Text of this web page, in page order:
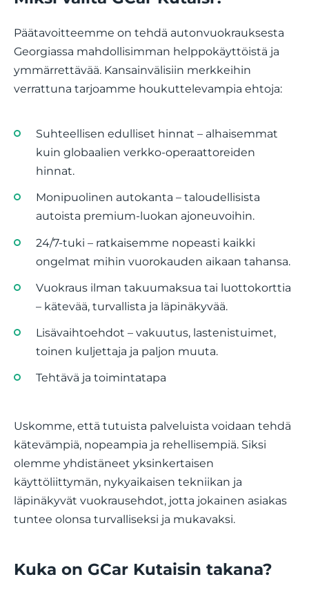
Päätavoitteemme on tehdä autonvuokrauksesta
Georgiassa mahdollisimman helppokäyttöistä ja
ymmärrettävää. Kansainvälisiin merkkeihin
verrattuna tarjoamme houkuttelevampia ehtoja:
Suhteellisen edulliset hinnat – alhaisemmat
kuin globaalien verkko-operaattoreiden
hinnat.
Monipuolinen autokanta – taloudellisista
autoista premium-luokan ajoneuvoihin.
24/7-tuki – ratkaisemme nopeasti kaikki
ongelmat mihin vuorokauden aikaan tahansa.
Vuokraus ilman takuumaksua tai luottokorttia
– kätevää, turvallista ja läpinäkyvää.
Lisävaihtoehdot – vakuutus, lastenistuimet,
toinen kuljettaja ja paljon muuta.
Tehtävä ja toimintatapa
Uskomme, että tutuista palveluista voidaan tehdä
kätevämpiä, nopeampia ja rehellisempiä. Siksi
olemme yhdistäneet yksinkertaisen
käyttöliittymän, nykyaikaisen tekniikan ja
läpinäkyvät vuokrausehdot, jotta jokainen asiakas
tuntee olonsa turvalliseksi ja mukavaksi.
Kuka on GCar Kutaisin takana?